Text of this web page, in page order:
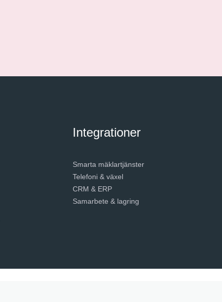
Integrationer
Smarta mäklartjänster
Telefoni & växel
CRM & ERP
Samarbete & lagring